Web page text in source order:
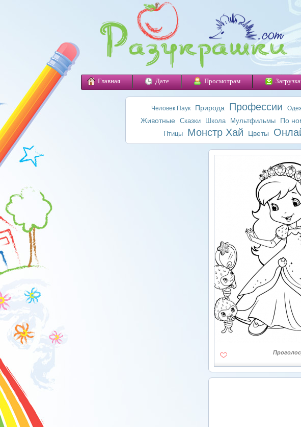
Главная Дате Просмотрам
Человек Паук Природа Профессии
Животные Сказки Школа Мультфильмы По
Птицы Монстр Хай Цветы